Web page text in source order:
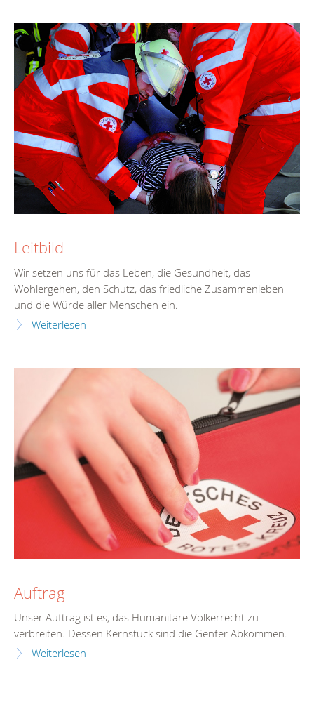
Leitbild
Wir setzen uns für das Leben, die Gesundheit, das
Wohlergehen, den Schutz, das friedliche Zusammenleben
und die Würde aller Menschen ein.
Weiterlesen
Auftrag
Unser Auftrag ist es, das Humanitäre Völkerrecht zu
verbreiten. Dessen Kernstück sind die Genfer Abkommen.
Weiterlesen